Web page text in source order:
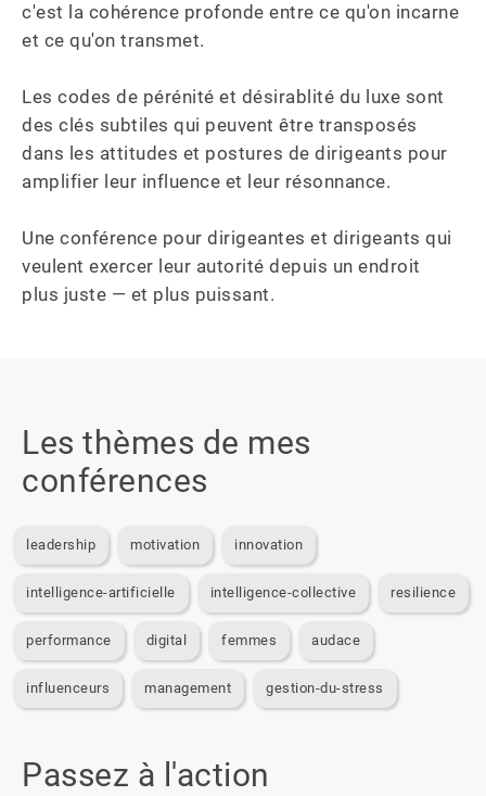
c'est la cohérence profonde entre ce qu'on incarne
et ce qu'on transmet.
Les codes de pérénité et désirablité du luxe sont
des clés subtiles qui peuvent être transposés
dans les attitudes et postures de dirigeants pour
amplifier leur influence et leur résonnance.
Une conférence pour dirigeantes et dirigeants qui
veulent exercer leur autorité depuis un endroit
plus juste — et plus puissant.
Les thèmes de mes
conférences
leadership motivation innovation
intelligence-artificielle intelligence-collective resilience
performance digital femmes audace
influenceurs management gestion-du-stress
Passez à l'action